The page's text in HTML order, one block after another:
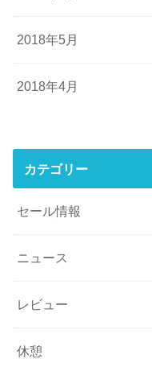
2018年5月
2018年4月
カテゴリー
セール情報
ニュース
レビュー
休憩